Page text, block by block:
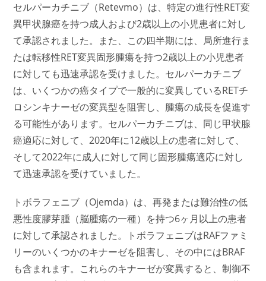
セルパーカチニブ（Retevmo）は、特定の進行性RET変
異甲状腺癌を持つ成人および2歳以上の小児患者に対し
て承認されました。また、この四半期には、局所進行ま
たは転移性RET変異固形腫瘍を持つ2歳以上の小児患者
に対しても迅速承認を受けました。セルパーカチニブ
は、いくつかの癌タイプで一般的に変異しているRETチ
ロシンキナーゼの変異型を阻害し、腫瘍の成長を促進す
る可能性があります。セルパーカチニブは、同じ甲状腺
癌適応に対して、2020年に12歳以上の患者に対して、
そして2022年に成人に対して同じ固形腫瘍適応に対し
て迅速承認を受けていました。
トボラフェニブ（Ojemda）は、再発または難治性の低
悪性度膠芽腫（脳腫瘍の一種）を持つ6ヶ月以上の患者
に対して承認されました。トボラフェニブはRAFファミ
リーのいくつかのキナーゼを阻害し、その中にはBRAF
も含まれます。これらのキナーゼが変異すると、制御不